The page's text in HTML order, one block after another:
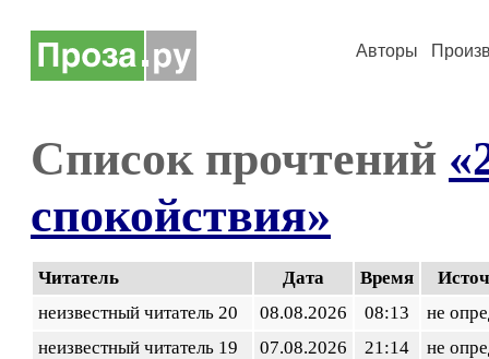
Авторы
Список прочтений
спокойствия»
Читатель Дата Время
неизвестный читатель 20
08.08.2026 08:13
не
неизвестный читатель 19
07.08.2026 21:14
не